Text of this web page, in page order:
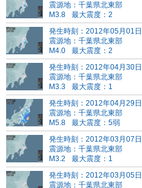
震源地：千葉県北東部
M3.8
最大震度：2
発生時刻：2012年05月01
震源地：千葉県北東部
M4.0
最大震度：2
発生時刻：2012年04月30
震源地：千葉県北東部
M3.3
最大震度：1
発生時刻：2012年04月29
震源地：千葉県北東部
M5.8
最大震度：5弱
発生時刻：2012年03月07
震源地：千葉県北東部
M3.2
最大震度：1
発生時刻：2012年03月05
震源地：千葉県北東部